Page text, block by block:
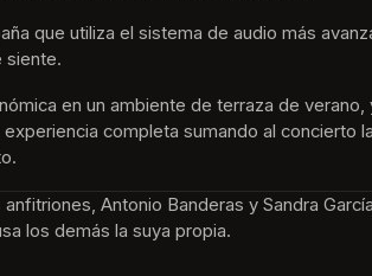
que utiliza el sistema de audio más
siente.
en un ambiente de terraza de
completa sumando al concierto
Antonio Banderas y Sandra
los demás la suya propia.